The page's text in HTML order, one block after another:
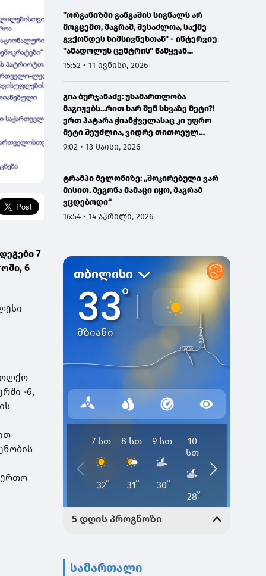
7
6
-6,
"ორგანიზმი განგაშის სიგნალს არ
მოგცემთ, მაგრამ, შესაძლოა, საქმე
გვქონდეს სიმსივნესთან" - ინტერვიუ
"ანადოლუს ცენტრის" წამყვან
ონკოლოგთან
15:52 • 11 ივნისი, 2026
გია ბურჯანაძე: უსამართლობა
მაგიჟებს...რით ხარ შენ სხვაზე მეტი?!
ერთ პატარა ჭიანჭველასაც კი უფრო
მეტი შეუძლია, ვიდრე თითოეულ
ჩვენგანს...
9:02 • 13 მაისი, 2026
ტრამპი მელონიზე: „შოკირებული ვარ
მისით. მეგონა მამაცი იყო, მაგრამ
ვცდებოდი“
16:54 • 14 აპრილი, 2026
სამართალი